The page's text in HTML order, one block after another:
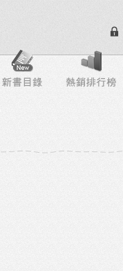
會員服務